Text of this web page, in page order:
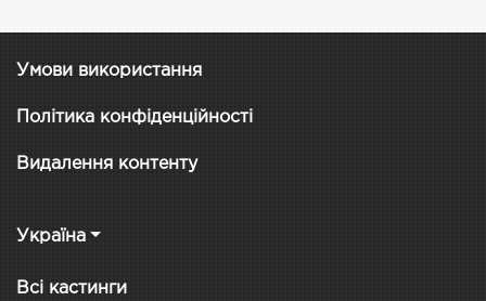
Умови використання
Політика конфіденційності
Видалення контенту
Україна
Всі кастинги